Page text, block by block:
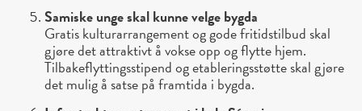
Samiske unge skal kunne velge bygda
Gratis kulturarrangement og gode fritidstilbud skal
gjøre det attraktivt å vokse opp og flytte hjem.
Tilbakeflyttingsstipend og etableringsstøtte skal gjøre
det mulig å satse på framtida i bygda.